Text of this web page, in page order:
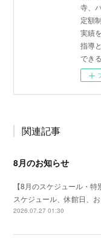
寺、
定額
実績
指導
でき
関連記事
8月のお知らせ
【8月のスケジュール・
スケジュール、休館日、
2026.07.27 01:30